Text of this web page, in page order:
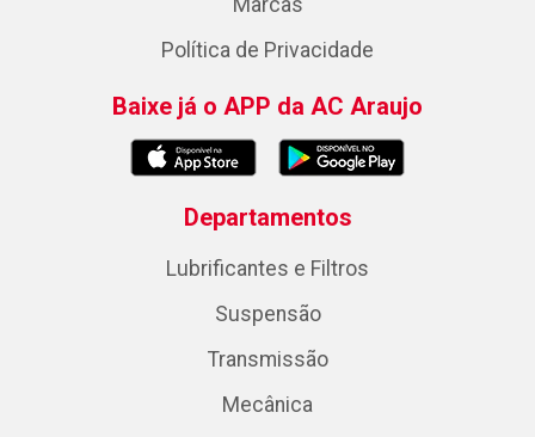
Marcas
Política de Privacidade
Baixe já o APP da AC Araujo
Departamentos
Lubrificantes e Filtros
Suspensão
Transmissão
Mecânica